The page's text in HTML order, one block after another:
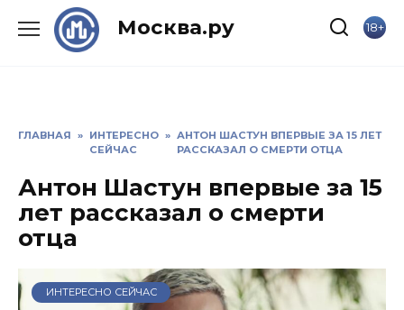
Москва.ру 18+
ГЛАВНАЯ » ИНТЕРЕСНО
СЕЙЧАС
» АНТОН ШАСТУН ВПЕРВЫЕ ЗА 15 ЛЕТ
РАССКАЗАЛ О СМЕРТИ ОТЦА
Антон Шастун впервые за 15
лет рассказал о смерти
отца
ИНТЕРЕСНО СЕЙЧАС